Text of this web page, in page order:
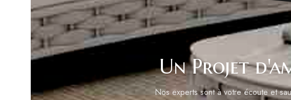
Un Projet
Nos experts sont à votre écoute et